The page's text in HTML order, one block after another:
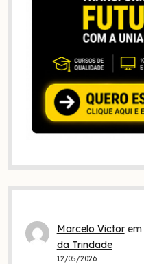
Marcelo Victorem
da Trindade
12/05/2026